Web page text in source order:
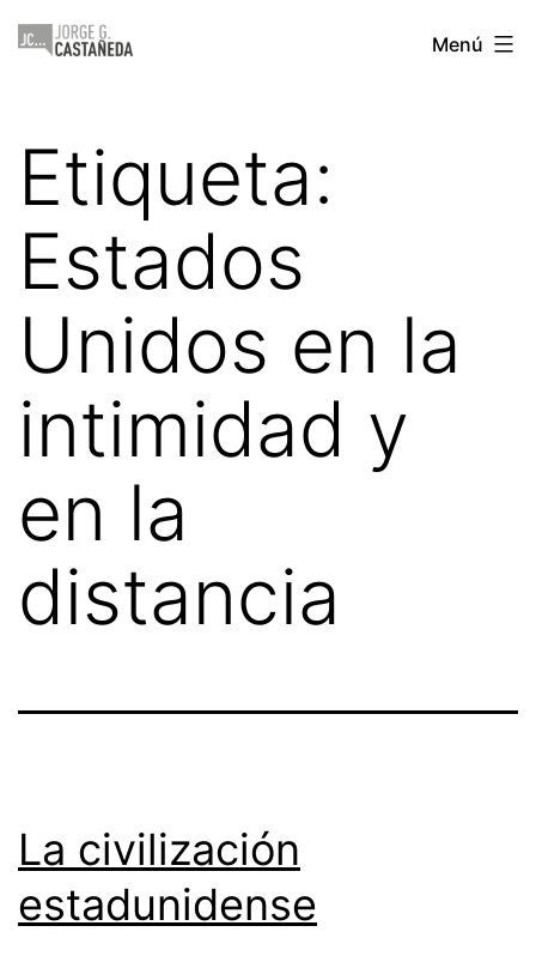
Saltar
Jorge
Menú
Etiqueta:
Estados
Unidos en la
intimidad y
en la
distancia
La civilización
estadunidense